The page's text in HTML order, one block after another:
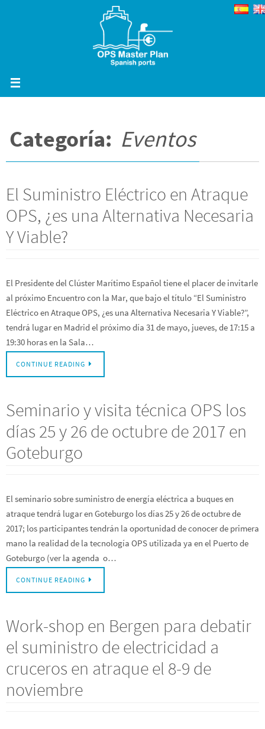
Categoría: Eventos
El Suministro Eléctrico en Atraque
OPS, ¿es una Alternativa Necesaria
Y Viable?
El Presidente del Clúster Marítimo Español tiene el placer de invitarle
al próximo Encuentro con la Mar, que bajo el título “El Suministro
Eléctrico en Atraque OPS, ¿es una Alternativa Necesaria Y Viable?”,
tendrá lugar en Madrid el próximo día 31 de mayo, jueves, de 17:15 a
19:30 horas en la Sala…
CONTINUE READING
Seminario y visita técnica OPS los
días 25 y 26 de octubre de 2017 en
Goteburgo
El seminario sobre suministro de energía eléctrica a buques en
atraque tendrá lugar en Goteburgo los días 25 y 26 de octubre de
2017; los participantes tendrán la oportunidad de conocer de primera
mano la realidad de la tecnología OPS utilizada ya en el Puerto de
Goteburgo (ver la agenda o…
CONTINUE READING
Work-shop en Bergen para debatir
el suministro de electricidad a
cruceros en atraque el 8-9 de
noviembre